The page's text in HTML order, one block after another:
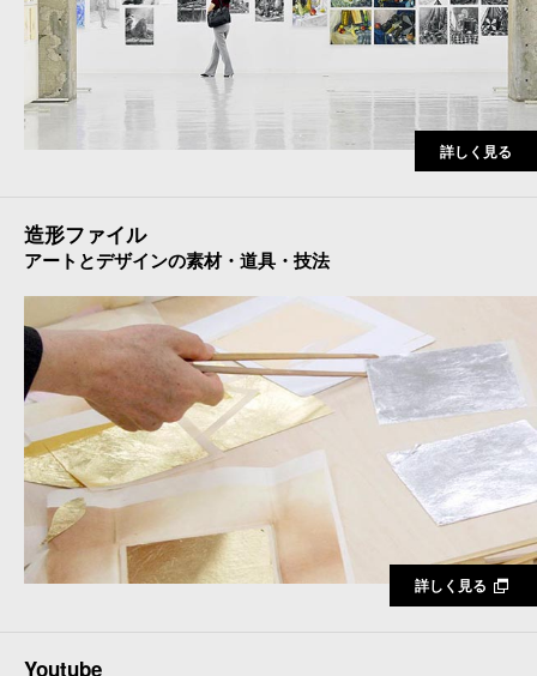
詳しく見る
造形ファイル
アートとデザインの素材・道具・技法
詳しく見る
Youtube